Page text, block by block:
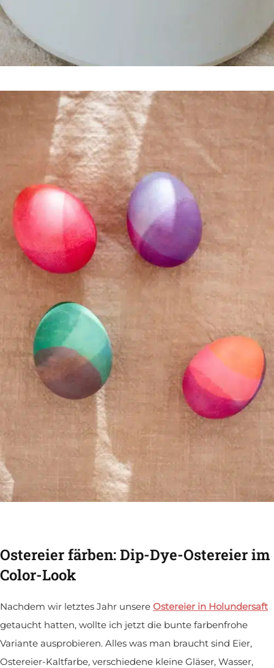
Ostereier färben: Dip-Dye-Ostereier im
Color-Look
Nachdem wir letztes Jahr unsere Ostereier in Holundersaft
getaucht hatten, wollte ich jetzt die bunte farbenfrohe
Variante ausprobieren. Alles was man braucht sind Eier,
Ostereier-Kaltfarbe, verschiedene kleine Gläser, Wasser,